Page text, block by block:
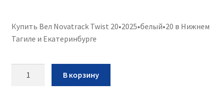
Купить Вел Novatrack Twist 20•2025•белый•20 в Нижнем
Тагиле и Екатеринбурге
В корзину